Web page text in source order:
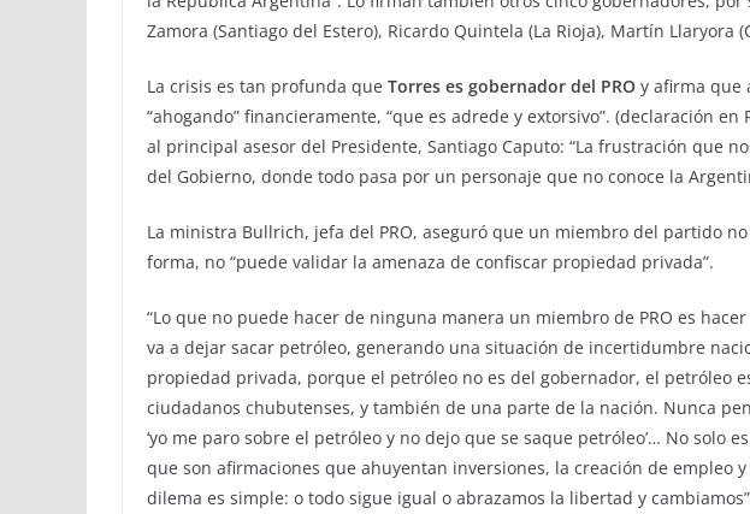
Zamora (Santiago del Estero), Ricardo Quintela (La Rioja), Martín Llaryora
La crisis es tan profunda que Torres es gobernador del PRO y afirma que
“ahogando” financieramente, “que es adrede y extorsivo”. (declaración
al principal asesor del Presidente, Santiago Caputo: “La frustración que
del Gobierno, donde todo pasa por un personaje que no conoce la
La ministra Bullrich, jefa del PRO, aseguró que un miembro del partido
forma, no “puede validar la amenaza de confiscar propiedad privada”.
“Lo que no puede hacer de ninguna manera un miembro de PRO es
va a dejar sacar petróleo, generando una situación de incertidumbre
propiedad privada, porque el petróleo no es del gobernador, el petróleo
ciudadanos chubutenses, y también de una parte de la nación. Nunca
‘yo me paro sobre el petróleo y no dejo que se saque petróleo’… No solo
que son afirmaciones que ahuyentan inversiones, la creación de empleo
dilema es simple: o todo sigue igual o abrazamos la libertad y